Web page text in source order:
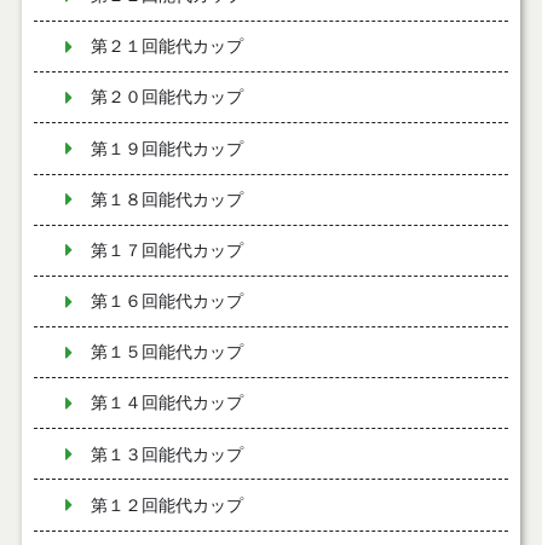
第２１回能代カップ
第２０回能代カップ
第１９回能代カップ
第１８回能代カップ
第１７回能代カップ
第１６回能代カップ
第１５回能代カップ
第１４回能代カップ
第１３回能代カップ
第１２回能代カップ